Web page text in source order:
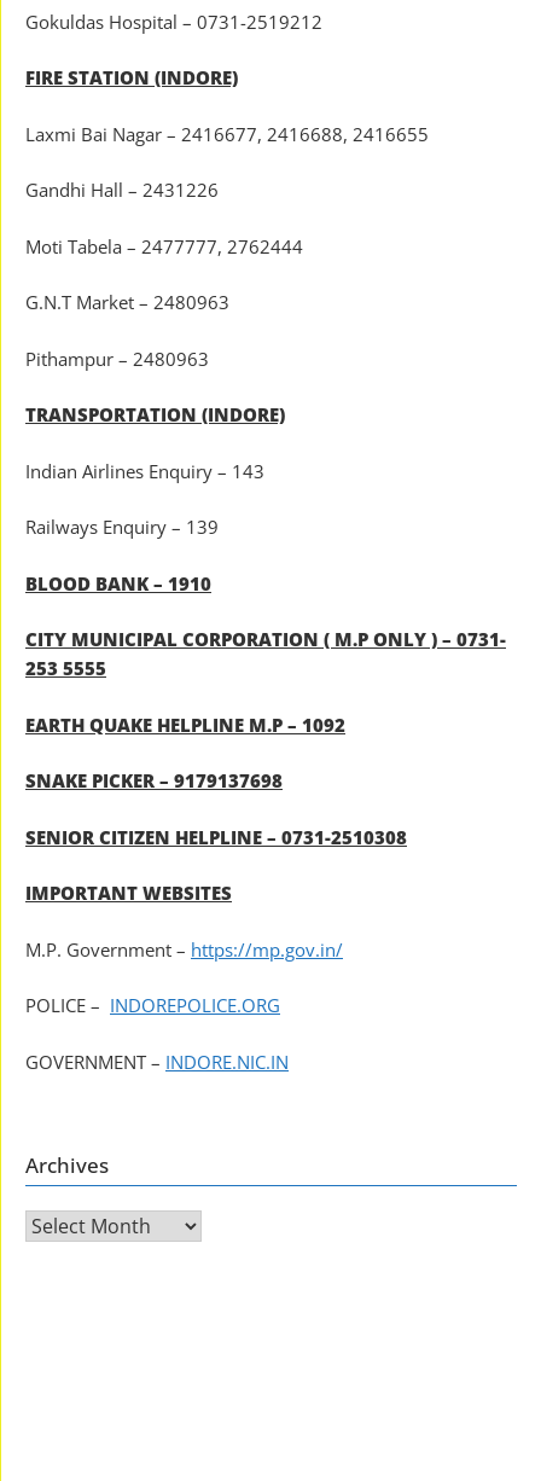
Gokuldas Hospital – 0731-2519212
FIRE STATION (INDORE)
Laxmi Bai Nagar – 2416677, 2416688, 2416655
Gandhi Hall – 2431226
Moti Tabela – 2477777, 2762444
G.N.T Market – 2480963
Pithampur – 2480963
TRANSPORTATION (INDORE)
Indian Airlines Enquiry – 143
Railways Enquiry – 139
BLOOD BANK – 1910
CITY MUNICIPAL CORPORATION ( M.P ONLY ) – 0731-
253 5555
EARTH QUAKE HELPLINE M.P – 1092
SNAKE PICKER – 9179137698
SENIOR CITIZEN HELPLINE – 0731-2510308
IMPORTANT WEBSITES
M.P. Government – https://mp.gov.in/
POLICE – INDOREPOLICE.ORG
GOVERNMENT – INDORE.NIC.IN
Archives
Archives